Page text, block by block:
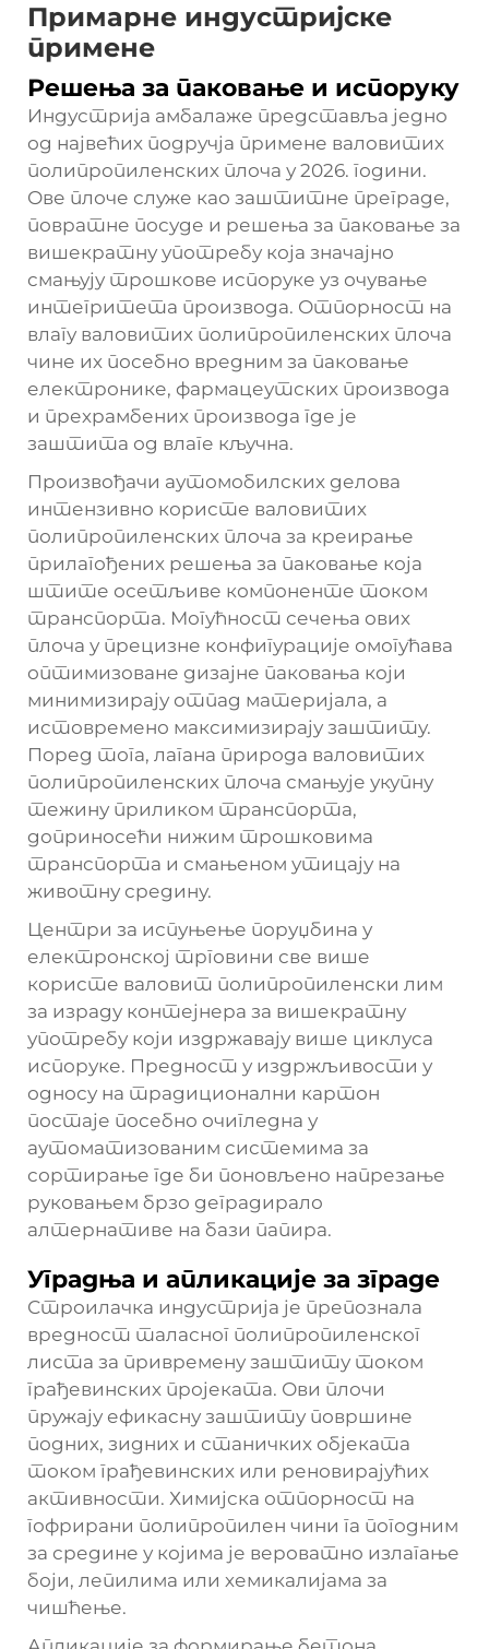
Примарне индустријске
примене
Решења за паковање и испоруку
Индустрија амбалаже представља једно
од највећих подручја примене валовитих
полипропиленских плоча у 2026. години.
Ове плоче служе као заштитне преграде,
повратне посуде и решења за паковање за
вишекратну употребу која значајно
смањују трошкове испоруке уз очување
интегритета производа. Отпорност на
влагу валовитих полипропиленских плоча
чине их посебно вредним за паковање
електронике, фармацеутских производа
и прехрамбених производа где је
заштита од влаге кључна.
Произвођачи аутомобилских делова
интензивно користе валовитих
полипропиленских плоча за креирање
прилагођених решења за паковање која
штите осетљиве компоненте током
транспорта. Могућност сечења ових
плоча у прецизне конфигурације омогућава
оптимизоване дизајне паковања који
минимизирају отпад материјала, а
истовремено максимизирају заштиту.
Поред тога, лагана природа валовитих
полипропиленских плоча смањује укупну
тежину приликом транспорта,
доприносећи нижим трошковима
транспорта и смањеном утицају на
животну средину.
Центри за испуњење поруџбина у
електронској трговини све више
користе валовит полипропиленски лим
за израду контејнера за вишекратну
употребу који издржавају више циклуса
испоруке. Предност у издржљивости у
односу на традиционални картон
постаје посебно очигледна у
аутоматизованим системима за
сортирање где би поновљено напрезање
руковањем брзо деградирало
алтернативе на бази папира.
Уградња и апликације за зграде
Строилачка индустрија је препознала
вредност таласног полипропиленског
листа за привремену заштиту током
грађевинских пројеката. Ови плочи
пружају ефикасну заштиту површине
подних, зидних и станичких објеката
током грађевинских или реновирајућих
активности. Химијска отпорност на
гофрирани полипропилен чини га погодним
за средине у којима је вероватно излагање
боји, лепилима или хемикалијама за
чишћење.